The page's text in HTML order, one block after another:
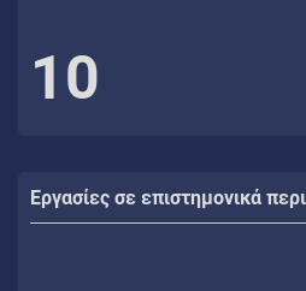
10
Εργασίες σε επιστημονικά